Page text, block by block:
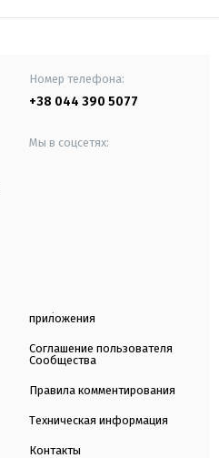
Номер телефона:
+38 044 390 5077
Мы в соцсетях:
приложения
Соглашение пользователя
Сообщества
Правила комментирования
Техническая информация
Контакты